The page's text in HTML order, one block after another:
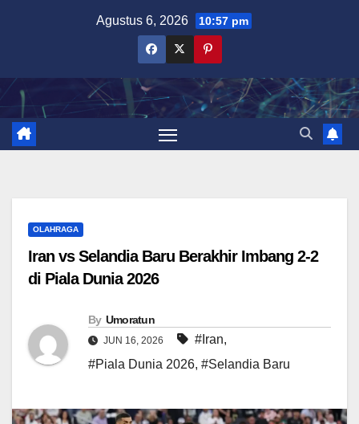
Agustus 6, 2026 10:57 pm
OLAHRAGA
Iran vs Selandia Baru Berakhir Imbang 2-2
di Piala Dunia 2026
By Umoratun
JUN 16, 2026 #Iran,
#Piala Dunia 2026, #Selandia Baru